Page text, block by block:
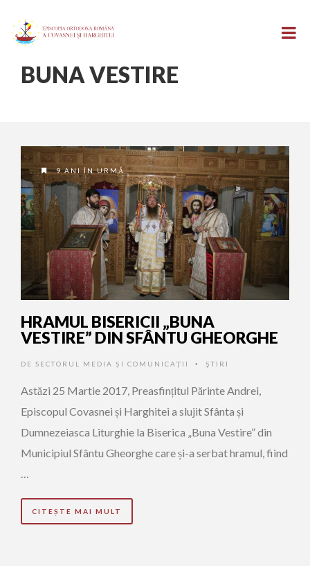
BUNA VESTIRE
9 ANI ÎN URMĂ
HRAMUL BISERICII „BUNA
VESTIRE” DIN SFÂNTU GHEORGHE
DE SECTORUL MEDIA ȘI COMUNICAȚII • ŞTIRI
Astăzi 25 Martie 2017, Preasfințitul Părinte Andrei,
Episcopul Covasnei și Harghitei a slujit Sfânta și
Dumnezeiasca Liturghie la Biserica „Buna Vestire” din
Municipiul Sfântu Gheorghe care și-a serbat hramul, fiind
CITEȘTE MAI MULT